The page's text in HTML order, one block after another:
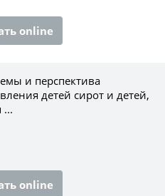
online
и перспектива
детей сирот и детей,
...
online